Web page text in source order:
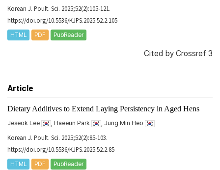
Korean J. Poult. Sci. 2025;52(2):105-121.
https://doi.org/10.5536/KJPS.2025.52.2.105
HTML PDF PubReader
Cited by Crossref 3
Article
Dietary Additives to Extend Laying Persistency in Aged Hens
Jeseok Lee , Haeeun Park , Jung Min Heo
Korean J. Poult. Sci. 2025;52(2):85-103.
https://doi.org/10.5536/KJPS.2025.52.2.85
HTML PDF PubReader